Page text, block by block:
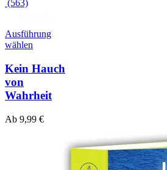
(563)
Ausführung
wählen
Kein Hauch
von
Wahrheit
Ab 9,99 €